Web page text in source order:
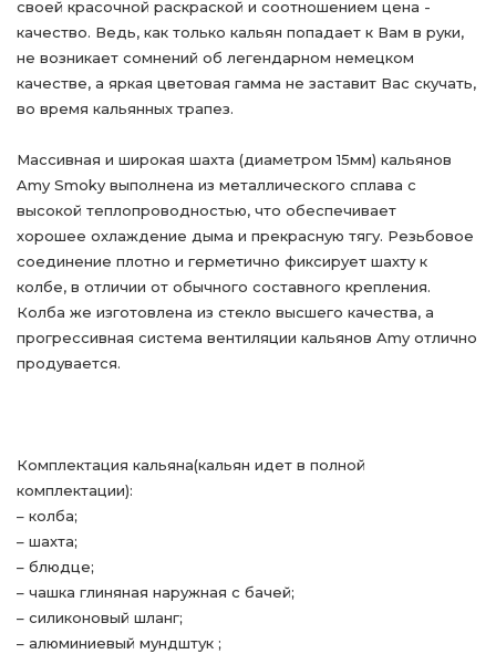
своей красочной раскраской и соотношением цена -
качество. Ведь, как только кальян попадает к Вам в руки,
не возникает сомнений об легендарном немецком
качестве, а яркая цветовая гамма не заставит Вас скучать,
во время кальянных трапез.
Массивная и широкая шахта (диаметром 15мм) кальянов
Amy Smoky выполнена из металлического сплава с
высокой теплопроводностью, что обеспечивает
хорошее охлаждение дыма и прекрасную тягу. Резьбовое
соединение плотно и герметично фиксирует шахту к
колбе, в отличии от обычного составного крепления.
Колба же изготовлена из стекло высшего качества, а
прогрессивная система вентиляции кальянов Amy отлично
продувается.
Комплектация кальяна(кальян идет в полной
комплектации):
– колба;
– шахта;
– блюдце;
– чашка глиняная наружная с бачей;
– силиконовый шланг;
– алюминиевый мундштук ;